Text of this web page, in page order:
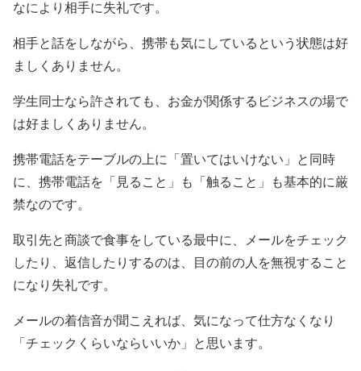
なにより相手に失礼です。
相手と話をしながら、携帯も気にしているという状態は好
ましくありません。
学生同士なら許されても、お金が関係するビジネスの場で
は好ましくありません。
携帯電話をテーブルの上に「置いてはいけない」と同時
に、携帯電話を「見ること」も「触ること」も基本的に厳
禁なのです。
取引先と商談で食事をしている最中に、メールをチェック
したり、返信したりするのは、目の前の人を無視すること
になり失礼です。
メールの着信音が聞こえれば、気になって仕方なくなり
「チェックくらいならいいか」と思います。